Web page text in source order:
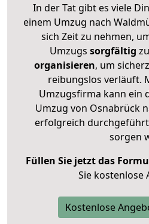
In der Tat gibt es viele
einem Umzug nach
sich Zeit zu nehmen,
Umzugs sorgfältig zu
organisieren, um
reibungslos verläuft.
Umzugsfirma kann ein
Umzug von Osnabrück
erfolgreich
sorgen
Füllen Sie jetzt das
Sie kostenlose
Kostenlose